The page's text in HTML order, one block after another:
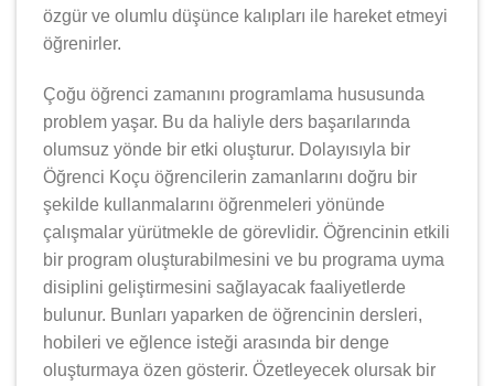
özgür ve olumlu düşünce kalıpları ile hareket etmeyi
öğrenirler.
Çoğu öğrenci zamanını programlama hususunda
problem yaşar. Bu da haliyle ders başarılarında
olumsuz yönde bir etki oluşturur. Dolayısıyla bir
Öğrenci Koçu öğrencilerin zamanlarını doğru bir
şekilde kullanmalarını öğrenmeleri yönünde
çalışmalar yürütmekle de görevlidir. Öğrencinin etkili
bir program oluşturabilmesini ve bu programa uyma
disiplini geliştirmesini sağlayacak faaliyetlerde
bulunur. Bunları yaparken de öğrencinin dersleri,
hobileri ve eğlence isteği arasında bir denge
oluşturmaya özen gösterir. Özetleyecek olursak bir